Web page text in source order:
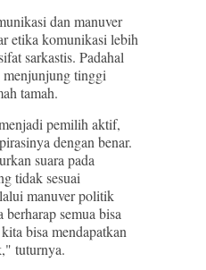
dan manuver
etika komunikasi lebih
sarkastis. Padahal
tinggi
tamah.
pemilih aktif,
dengan benar.
suara pada
tidak sesuai
manuver politik
semua bisa
bisa mendapatkan
tuturnya.